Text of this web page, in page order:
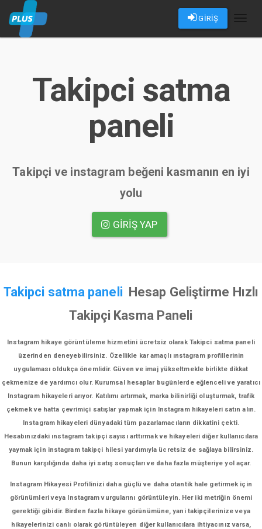
GİRİŞ
Takipci satma
paneli
Takipçi ve instagram beğeni kasmanın en iyi
yolu
GIRIŞ YAP
Takipci satma paneli Hesap Geliştirme Hızlı
Takipçi Kasma Paneli
Instagram hikaye görüntüleme hizmetini ücretsiz olarak Takipci satma paneli
üzerinden deneyebilirsiniz. Özellikle kar amaçlı ınstagram profillerinin
uygulaması oldukça önemlidir. Güven ve imaj yükseltmekle birlikte dikkat
çekmenize de yardımcı olur. Kurumsal hesaplar bugünlerde eğlenceli ve yaratıcı
Instagram hikayeleri arıyor. Katılımı artırmak, marka bilinirliği oluşturmak, trafik
çekmek ve hatta çevrimiçi satışlar yapmak için Instagram hikayeleri satın alın.
Instagram hikayeleri dünyadaki tüm pazarlamacıların dikkatini çekti.
Hesabınızdaki ınstagram takipçi sayısı arttırmak ve hikayeleri diğer kullanıcılara
yaymak için instagram takipçi hilesi yardımıyla ücretsiz de sağlaya bilirsiniz.
Bunun karşılığında daha iyi satış sonuçları ve daha fazla müşteriye yol açar.
Instagram Hikayesi Profilinizi daha güçlü ve daha otantik hale getirmek için
görünümleri veya Instagram vurgularını görüntüleyin. Her iki metriğin önemi
gerektiği gibidir. Birden fazla hikaye görünümüne, yani takipçilerinize veya
hikayelerinizi canlı olarak görüntüleyen diğer kullanıcılara ihtiyacınız varsa,